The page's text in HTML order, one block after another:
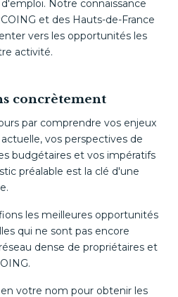
d'emploi. Notre connaissance
et des Hauts-de-France
vers les opportunités les
activité.
concrètement
par comprendre vos enjeux
vos perspectives de
budgétaires et vos impératifs
préalable est la clé d'une
les meilleures opportunités
qui ne sont pas encore
dense de propriétaires et
votre nom pour obtenir les